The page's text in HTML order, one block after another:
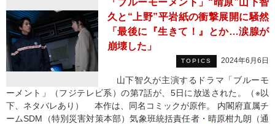
「ブルーモーメント」“晴原”山下智
久と“上野”平岩紙の衝撃展開に騒然
「最後に『生きて！』とか…涙腺が
崩壊した」
TOPICS 2024年6月6日
山下智久が主演するドラマ「ブルーモ
ーメント」（フジテレビ系）の第7話が、5日に放送された。（※以
下、ネタバレあり） 本作は、同名コミックが原作。 内閣府直属チ
ームSDM（特別災害対策本部）気象班統括責任者・晴原柑九朗（通